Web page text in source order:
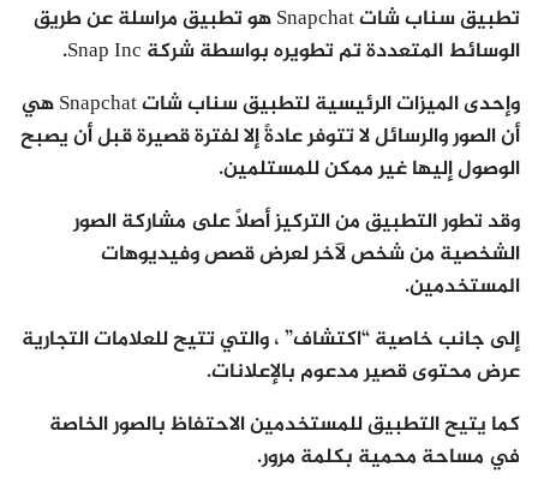
تطبيق سناب شات Snapchat هو تطبيق مراسلة عن طريق
الوسائط المتعددة تم تطويره بواسطة شركة Snap Inc.
وإحدى الميزات الرئيسية لتطبيق سناب شات Snapchat هي
أن الصور والرسائل لا تتوفر عادةً إلا لفترة قصيرة قبل أن يصبح
الوصول إليها غير ممكن للمستلمين.
وقد تطور التطبيق من التركيز أصلاً على مشاركة الصور
الشخصية من شخص لآخر لعرض قصص وفيديوهات
المستخدمين.
إلى جانب خاصية “اكتشاف” ، والتي تتيح للعلامات التجارية
عرض محتوى قصير مدعوم بالإعلانات.
كما يتيح التطبيق للمستخدمين الاحتفاظ بالصور الخاصة
في مساحة محمية بكلمة مرور.